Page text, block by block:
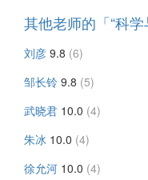
其他老师的「“科
刘彦 9.8 (6)
邹长铃 9.8 (5)
武晓君 10.0 (4)
朱冰 10.0 (4)
徐允河 10.0 (4)